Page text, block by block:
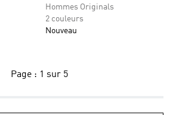
Hommes Originals
2 couleurs
Nouveau
Page : 1 sur 5